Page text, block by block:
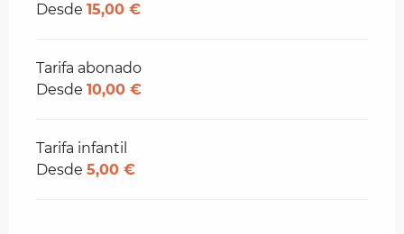
Desde 15,00 €
Tarifa abonado
Desde 10,00 €
Tarifa infantil
Desde 5,00 €